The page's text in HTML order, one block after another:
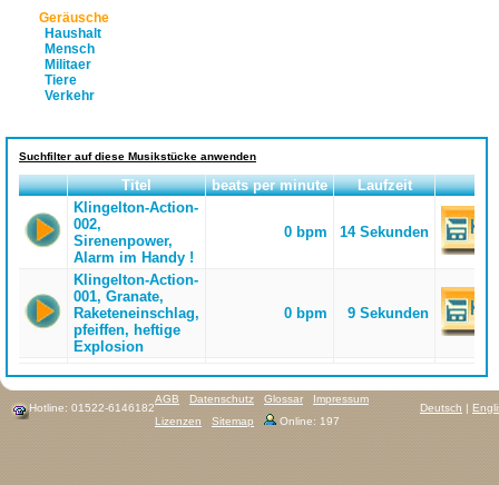
Geräusche
Haushalt
Mensch
Militaer
Tiere
Verkehr
Suchfilter auf diese Musikstücke anwenden
Titel beats per minute
Laufzeit
Klingelton-Action-
002,
Sirenenpower,
Alarm im Handy !
0 bpm 14 Sekunden
Klingelton-Action-
001, Granate,
Raketeneinschlag,
pfeiffen, heftige
Explosion
0 bpm 9 Sekunden
Hotline: 01522-6146182 Deutsch |
AGB Datenschutz Glossar
Impressum
Lizenzen
Sitemap Online: 197